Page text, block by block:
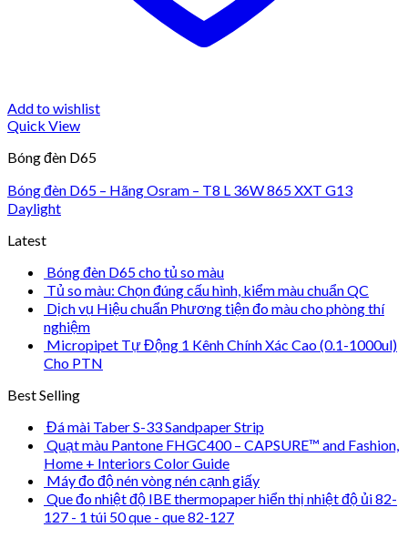
Add to wishlist
Quick View
Bóng đèn D65
Bóng đèn D65 – Hãng Osram – T8 L 36W 865 XXT G13
Daylight
Latest
Bóng đèn D65 cho tủ so màu
Tủ so màu: Chọn đúng cấu hình, kiểm màu chuẩn QC
Dịch vụ Hiệu chuẩn Phương tiện đo màu cho phòng thí
nghiệm
Micropipet Tự Động 1 Kênh Chính Xác Cao (0.1-1000ul)
Cho PTN
Best Selling
Đá mài Taber S-33 Sandpaper Strip
Quạt màu Pantone FHGC400 – CAPSURE™ and Fashion,
Home + Interiors Color Guide
Máy đo độ nén vòng nén cạnh giấy
Que đo nhiệt độ IBE thermopaper hiển thị nhiệt độ ủi 82-
127 - 1 túi 50 que - que 82-127